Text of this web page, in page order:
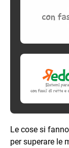
Le cose si
per superare le